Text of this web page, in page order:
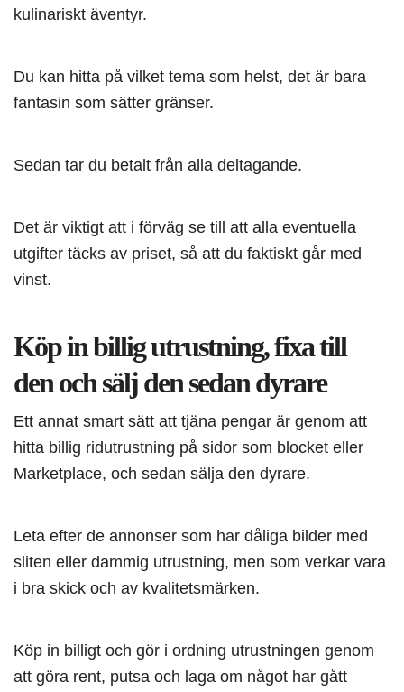
kulinariskt äventyr.
Du kan hitta på vilket tema som helst, det är bara
fantasin som sätter gränser.
Sedan tar du betalt från alla deltagande.
Det är viktigt att i förväg se till att alla eventuella
utgifter täcks av priset, så att du faktiskt går med
vinst.
Köp in billig utrustning, fixa till
den och sälj den sedan dyrare
Ett annat smart sätt att tjäna pengar är genom att
hitta billig ridutrustning på sidor som blocket eller
Marketplace, och sedan sälja den dyrare.
Leta efter de annonser som har dåliga bilder med
sliten eller dammig utrustning, men som verkar vara
i bra skick och av kvalitetsmärken.
Köp in billigt och gör i ordning utrustningen genom
att göra rent, putsa och laga om något har gått